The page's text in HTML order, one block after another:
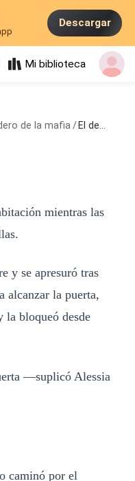
Descargar
Mi biblioteca
de la mafia / El deseo oscuro
mientras las
y se apresuró tras
alcanzar la puerta,
la bloqueó desde
—suplicó Alessia
caminó por el